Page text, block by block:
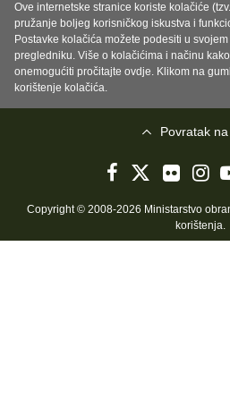
Ove internetske stranice koriste kolačiće
pružanje boljeg korisničkog iskustva i
Postavke kolačića možete podesiti u
pregledniku. Više o kolačićima i načinu
onemogućiti pročitajte ovdje. Klikom na
korištenje kolačića.
Povratak
Copyright © 2008-2026 Ministarstvo
korištenja.